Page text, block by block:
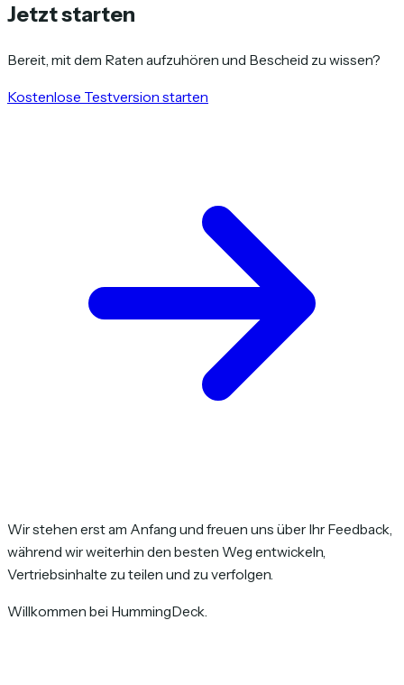
Jetzt starten
Bereit, mit dem Raten aufzuhören und Bescheid zu wissen?
Kostenlose Testversion starten
Wir stehen erst am Anfang und freuen uns über Ihr Feedback,
während wir weiterhin den besten Weg entwickeln,
Vertriebsinhalte zu teilen und zu verfolgen.
Willkommen bei HummingDeck.